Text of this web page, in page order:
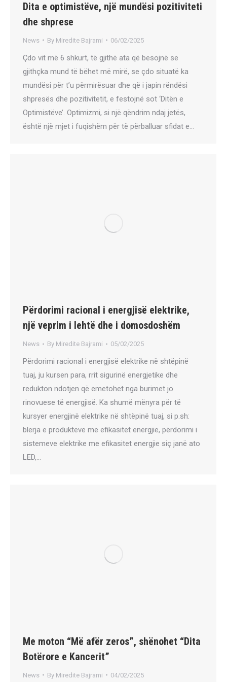
Dita e optimistëve, një mundësi pozitiviteti
dhe shprese
News By Miredite Bajrami 06/02/2025
Çdo vit më 6 shkurt, të gjithë ata që besojnë se
gjithçka mund të bëhet më mirë, se çdo situatë ka
mundësi për t’u përmirësuar dhe që i japin rëndësi
shpresës dhe pozitivitetit, e festojnë sot ‘Ditën e
Optimistëve’. Optimizmi, si një qëndrim ndaj jetës,
është një mjet i fuqishëm për të përballuar sfidat e…
Përdorimi racional i energjisë elektrike,
një veprim i lehtë dhe i domosdoshëm
News By Miredite Bajrami 05/02/2025
Përdorimi racional i energjisë elektrike në shtëpinë
tuaj, ju kursen para, rrit sigurinë energjetike dhe
redukton ndotjen që emetohet nga burimet jo
rinovuese të energjisë. Ka shumë mënyra për të
kursyer energjinë elektrike në shtëpinë tuaj, si p.sh:
blerja e produkteve me efikasitet energjie, përdorimi i
sistemeve elektrike me efikasitet energjie siç janë ato
LED,…
Me moton “Më afër zeros”, shënohet “Dita
Botërore e Kancerit”
News By Miredite Bajrami 04/02/2025